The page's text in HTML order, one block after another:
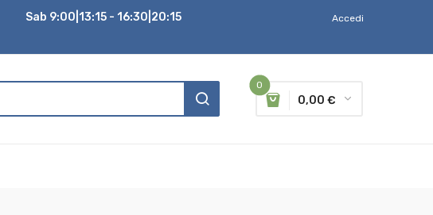
Sab 9:00|13:15 - 16:30|20:15 Accedi
0
0,00 €